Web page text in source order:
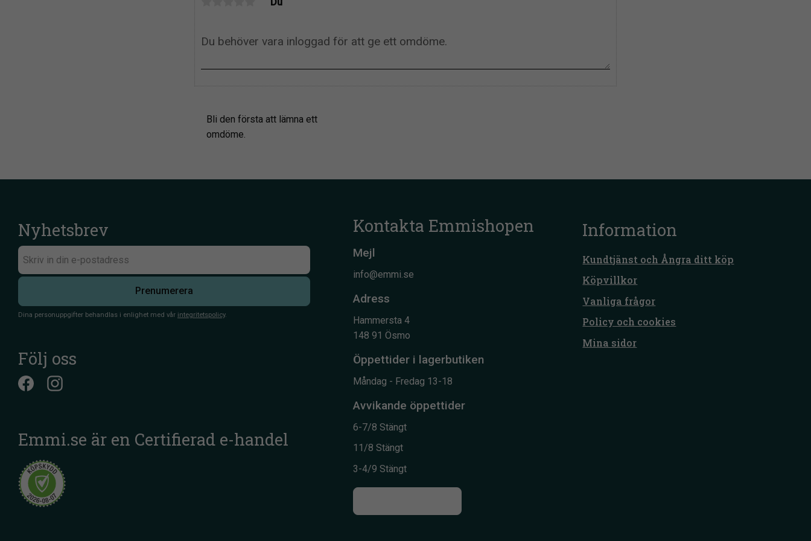
Bli den första att lämna ett
omdöme.
Nyhetsbrev
Prenumerera
Dina personuppgifter behandlas i enlighet med vår integritetspolicy.
Kontakta Emmishopen
Mejl
info@emmi.se
Adress
Hammersta 4
148 91 Ösmo
Öppettider i lagerbutiken
Måndag - Fredag 13-18
Avvikande öppettider
6-7/8 Stängt
11/8 Stängt
3-4/9 Stängt
Följ oss
Information
Kundtjänst och Ångra ditt köp
Köpvillkor
Vanliga frågor
Policy och cookies
Mina sidor
Emmi.se är en Certifierad e-handel